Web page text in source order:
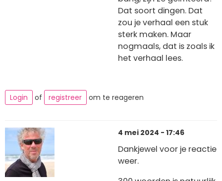
Dat soort dingen. Dat
zou je verhaal een stuk
sterk maken. Maar
nogmaals, dat is zoals ik
het verhaal lees.
Login of registreer om te reageren
4 mei 2024 - 17:46
Dankjewel voor je reactie
weer.